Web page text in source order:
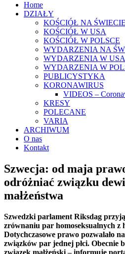
Home
DZIAŁY
KOŚCIÓŁ NA ŚWIECIE
KOŚCIÓŁ W USA
KOŚCIÓŁ W POLSCE
WYDARZENIA NA
WYDARZENIA W USA
WYDARZENIA W
PUBLICYSTYKA
KORONAWIRUS
VIDEOS –
KRESY
POLECANE
VARIA
ARCHIWUM
O nas
Kontakt
Szwecja: od maja
odróżniać związku
małżeństwa
Szwedzki parlament Riksdag
zrównaniu par homoseksualnych z
Dotychczasowe prawo pozwalało
związków par jednej płci. Obecnie
związek małżeński – informuje